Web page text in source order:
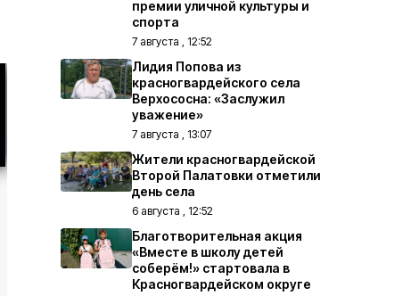
премии уличной культуры и
спорта
7 августа , 12:52
Лидия Попова из
красногвардейского села
Верхососна: «Заслужил
уважение»
7 августа , 13:07
Жители красногвардейской
Второй Палатовки отметили
день села
6 августа , 12:52
Благотворительная акция
«Вместе в школу детей
соберём!» стартовала в
Красногвардейском округе